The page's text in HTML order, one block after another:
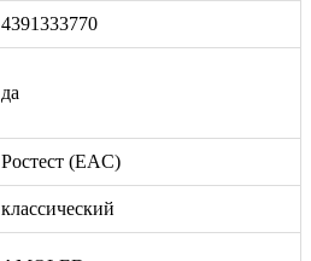
4391333770
да
Ростест (EAC)
классический